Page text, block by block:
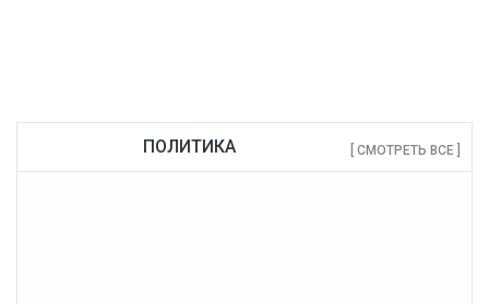
ПОЛИТИКА [ СМОТРЕТЬ ВСЕ ]